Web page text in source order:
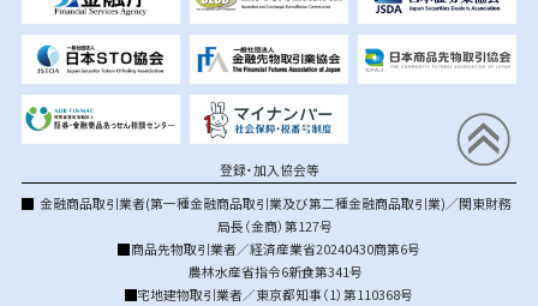
登録・加入協会等
金融商品取引業者(第一種金融商品取引業及び第二種金融商品取引業)／関東財務
局長（金商）第127号
商品先物取引業者／経済産業省20240430商第6号
農林水産省指令6新食第341号
宅地建物取引業者／東京都知事（1）第110368号